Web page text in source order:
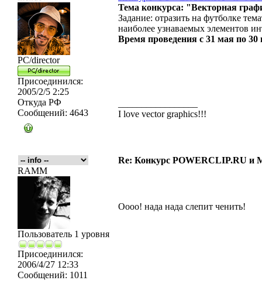
PC/director
Присоединился:
2005/2/5 2:25
Откуда РФ
Сообщений: 4643
Тема конкурса: "Векторная
Задание: отразить на футболке
наиболее узнаваемых элементов
Время проведения с 31 мая по 30
I love vector graphics!!!
Re: Конкурс POWERCLIP.RU и
RAMM
Пользователь 1 уровня
Присоединился:
2006/4/27 12:33
Сообщений: 1011
Оооо! нада нада слепит ченить!